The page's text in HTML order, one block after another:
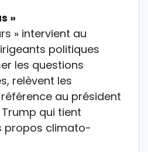
»
» intervient au
politiques
les questions
relèvent les
au président
qui tient
propos climato-